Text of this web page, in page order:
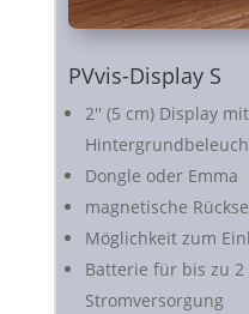
PVvis-Display S
2'' (5 cm) Display
Dongle oder Emma
magnetische
Möglichkeit zum
Batterie für bis zu
Stromversorgung